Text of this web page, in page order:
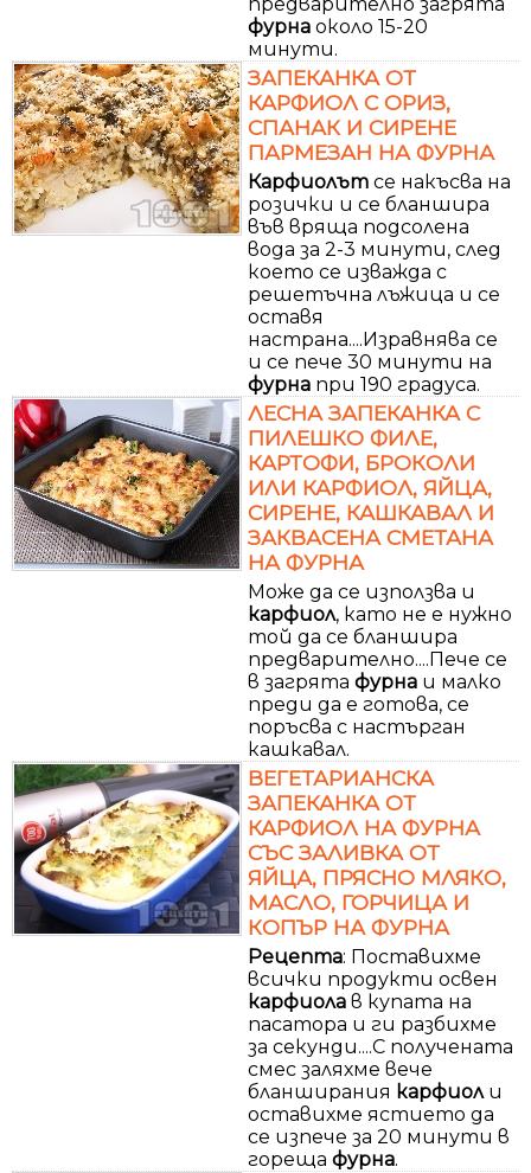
фурна около 15-20
минути.
ЗАПЕКАНКА ОТ
КАРФИОЛ С ОРИЗ,
СПАНАК И СИРЕНЕ
ПАРМЕЗАН НА ФУРНА
Карфиолът се накъсва на
розички и се бланшира
във вряща подсолена
вода за 2-3 минути, след
което се изважда с
решетъчна лъжица и се
оставя
настрана....Изравнява се
и се пече 30 минути на
фурна при 190 градуса.
ЛЕСНА ЗАПЕКАНКА С
ПИЛЕШКО ФИЛЕ,
КАРТОФИ, БРОКОЛИ
ИЛИ КАРФИОЛ, ЯЙЦА,
СИРЕНЕ, КАШКАВАЛ И
ЗАКВАСЕНА СМЕТАНА
НА ФУРНА
Може да се използва и
карфиол, като не е нужно
той да се бланшира
предварително....Пече се
в загрята фурна и малко
преди да е готова, се
поръсва с настърган
кашкавал.
ВЕГЕТАРИАНСКА
ЗАПЕКАНКА ОТ
КАРФИОЛ НА ФУРНА
СЪС ЗАЛИВКА ОТ
ЯЙЦА, ПРЯСНО МЛЯКО,
МАСЛО, ГОРЧИЦА И
КОПЪР НА ФУРНА
Рецепта: Поставихме
всички продукти освен
карфиола в купата на
пасатора и ги разбихме
за секунди....С получената
смес заляхме вече
бланширания карфиол и
оставихме ястието да
се изпече за 20 минути в
гореща фурна.